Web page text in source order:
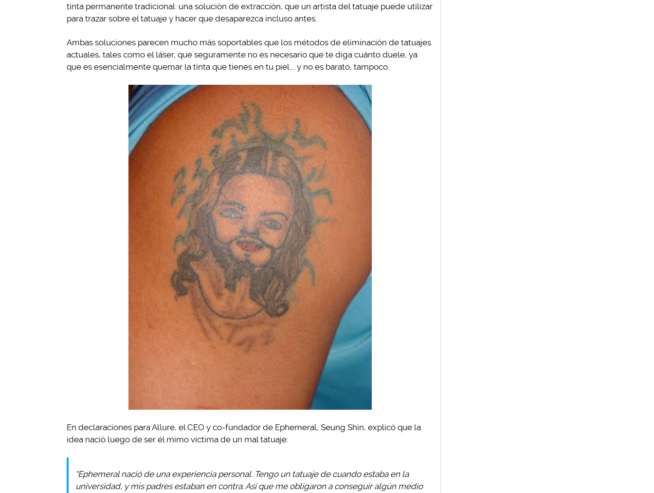
tinta permanente tradicional: una solución de extracción, que un artista del tatuaje puede utilizar
para trazar sobre el tatuaje y hacer que desaparezca incluso antes.
Ambas soluciones parecen mucho más soportables que los métodos de eliminación de tatuajes
actuales, tales como el láser, que seguramente no es necesario que te diga cuánto duele, ya
que es esencialmente quemar la tinta que tienes en tu piel…. y no es barato, tampoco.
En declaraciones para Allure, el CEO y co-fundador de Ephemeral, Seung Shin, explicó que la
idea nació luego de ser él mimo víctima de un mal tatuaje:
“Ephemeral nació de una experiencia personal. Tengo un tatuaje de cuando estaba en la
universidad, y mis padres estaban en contra. Así que me obligaron a conseguir algún medio